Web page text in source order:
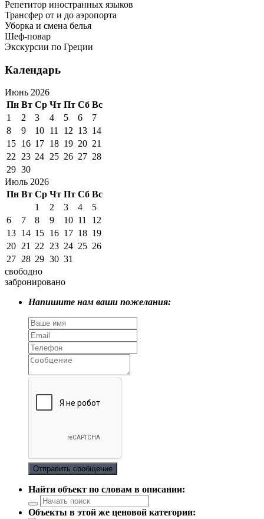
Репетитор иностранных языков
Трансфер от и до аэропорта
Уборка и смена белья
Шеф-повар
Экскурсии по Греции
Календарь
Июнь 2026
Пн Вт Ср Чт Пт Сб Вс
1
2 3 4 5 6
7
8
9 10 11 12 13 14
15 16 17 18 19 20 21
22
23 24 25 26 27 28
29 30
Июль 2026
Пн Вт Ср Чт Пт Сб Вс
1
2 3 4
5
6
7 8 9 10 11
12
13 14 15 16 17 18 19
20 21 22 23 24 25 26
27 28 29 30 31
свободно
забронировано
Напишите нам ваши пожелания:
Отправить сообщение
Найти объект по словам в описании:
Объекты в этой же ценовой категории: